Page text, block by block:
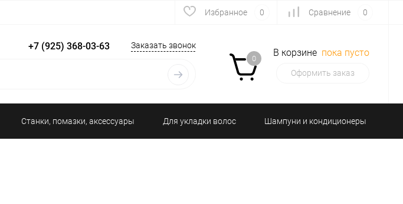
Избранное 0 Сравнение 0
+7 (925) 368-03-63 Заказать звонок
0
В корзине пока пусто
Оформить заказ
Станки, помазки, аксессуары Для укладки волос Шампуни и кондиционеры